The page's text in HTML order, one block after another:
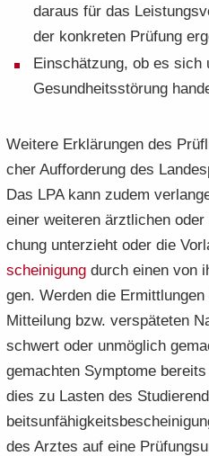
dar­aus für das
der kon­kre­ten Prü­fung
Ein­schät­zung, ob es sich
Ge­sund­heits­stö­rung
Wei­te­re Er­klä­run­gen des
cher Auf­for­de­rung des
Das LPA kann zudem
einer wei­te­ren ärzt­li­chen
chung un­ter­zieht oder die
schei­ni­gung durch einen von
gen. Wer­den die
Mit­tei­lung bzw. ver­spä­te­ten
schwert oder un­mög­lich
ge­mach­ten Sym­pto­me
dies zu Las­ten des
des Arz­tes auf eine